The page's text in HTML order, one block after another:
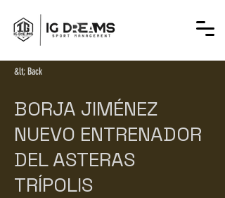
&lt; Back
BORJA JIMÉNEZ
NUEVO ENTRENADOR
DEL ASTERAS
TRÍPOLIS